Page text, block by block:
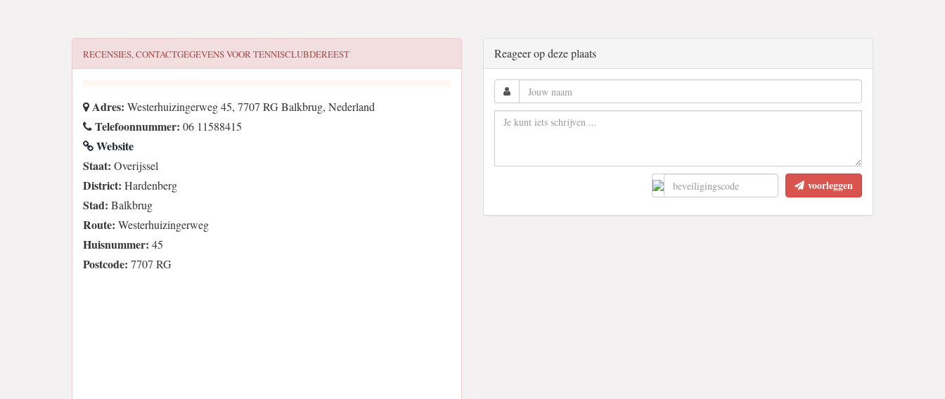
RECENSIES, CONTACTGEGEVENS VOORTENNISCLUBDEREEST
Adres: Westerhuizingerweg 45, 7707 RG Balkbrug, Nederland
Telefoonnummer: 06 11588415
Website
Staat: Overijssel
District: Hardenberg
Stad: Balkbrug
Route: Westerhuizingerweg
Huisnummer: 45
Postcode: 7707 RG
Reageer op deze plaats
voorleggen